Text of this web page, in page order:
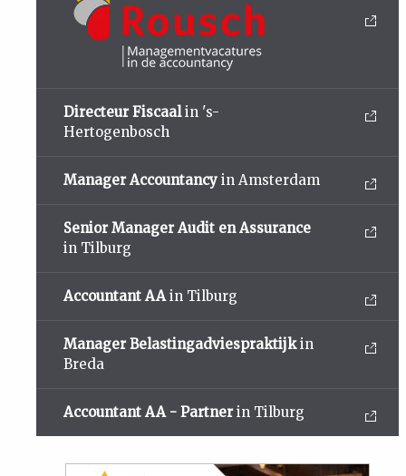
Directeur Fiscaalin 's-
Hertogenbosch
Manager Accountancy in Amsterdam
Senior Manager Audit en Assurance
in Tilburg
Accountant AAin Tilburg
Manager Belastingadviespraktijkin
Breda
Accountant AA - Partner in Tilburg